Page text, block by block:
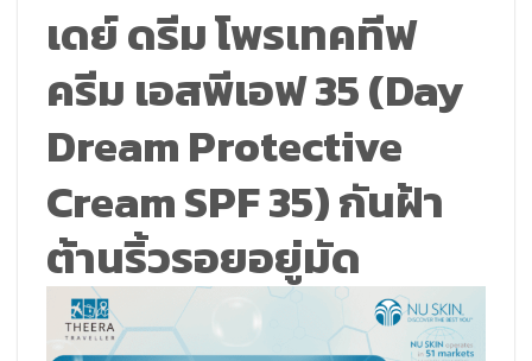
เดย์ ดรีม โพรเทคทีฟ
ครีม เอสพีเอฟ 35 (Day
Dream Protective
Cream SPF 35) กันฝ้า
ต้านริ้วรอยอยู่มัด